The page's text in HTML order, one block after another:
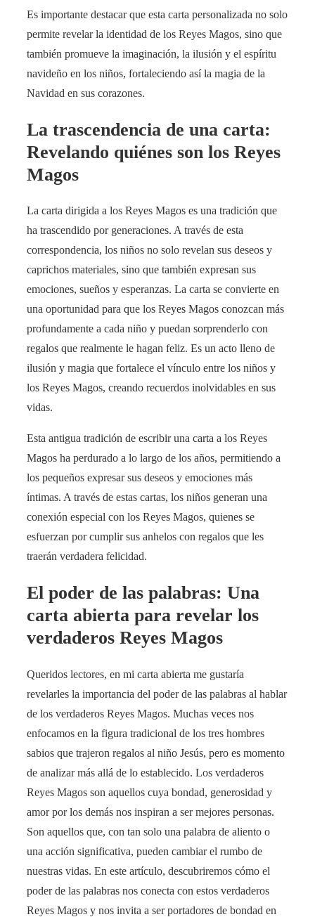
Es importante destacar que esta carta personalizada no solo
permite revelar la identidad de los Reyes Magos, sino que
también promueve la imaginación, la ilusión y el espíritu
navideño en los niños, fortaleciendo así la magia de la
Navidad en sus corazones.
La trascendencia de una carta:
Revelando quiénes son los Reyes
Magos
La carta dirigida a los Reyes Magos es una tradición que
ha trascendido por generaciones. A través de esta
correspondencia, los niños no solo revelan sus deseos y
caprichos materiales, sino que también expresan sus
emociones, sueños y esperanzas. La carta se convierte en
una oportunidad para que los Reyes Magos conozcan más
profundamente a cada niño y puedan sorprenderlo con
regalos que realmente le hagan feliz. Es un acto lleno de
ilusión y magia que fortalece el vínculo entre los niños y
los Reyes Magos, creando recuerdos inolvidables en sus
vidas.
Esta antigua tradición de escribir una carta a los Reyes
Magos ha perdurado a lo largo de los años, permitiendo a
los pequeños expresar sus deseos y emociones más
íntimas. A través de estas cartas, los niños generan una
conexión especial con los Reyes Magos, quienes se
esfuerzan por cumplir sus anhelos con regalos que les
traerán verdadera felicidad.
El poder de las palabras: Una
carta abierta para revelar los
verdaderos Reyes Magos
Queridos lectores, en mi carta abierta me gustaría
revelarles la importancia del poder de las palabras al hablar
de los verdaderos Reyes Magos. Muchas veces nos
enfocamos en la figura tradicional de los tres hombres
sabios que trajeron regalos al niño Jesús, pero es momento
de analizar más allá de lo establecido. Los verdaderos
Reyes Magos son aquellos cuya bondad, generosidad y
amor por los demás nos inspiran a ser mejores personas.
Son aquellos que, con tan solo una palabra de aliento o
una acción significativa, pueden cambiar el rumbo de
nuestras vidas. En este artículo, descubriremos cómo el
poder de las palabras nos conecta con estos verdaderos
Reyes Magos y nos invita a ser portadores de bondad en